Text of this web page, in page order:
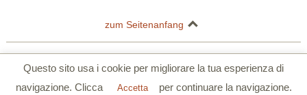
zum Seitenanfang
S.Polo 2765/a Calle Corner 30125 Venezia
Tel. 0039 041 5206355 | Fax. 0039 041 5206780 |www.dszv.it|
Questo sito usa i cookie per migliorare la tua esperienza di
navigazione. Clicca
Accetta per continuare la navigazione.